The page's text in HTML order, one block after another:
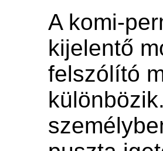
A komi-
kijelentő
felszólító